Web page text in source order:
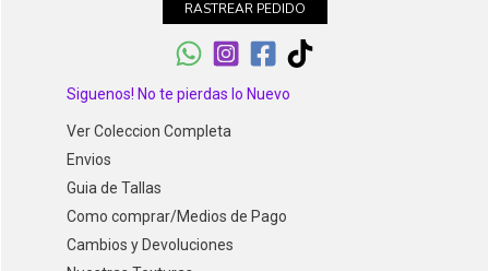
RASTREAR PEDIDO
Siguenos! No te pierdas lo Nuevo
Ver Coleccion Completa
Envios
Guia de Tallas
Como comprar/Medios de Pago
Cambios y Devoluciones